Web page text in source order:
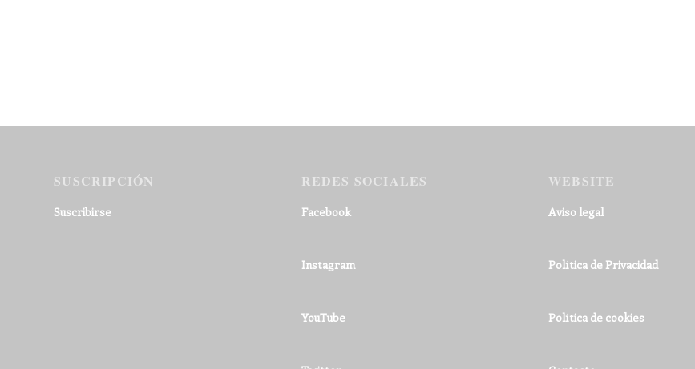
SUSCRIPCIÓN
Suscribirse
REDES SOCIALES
Facebook
Instagram
YouTube
WEBSITE
Aviso legal
Política de Privacidad
Política de cookies